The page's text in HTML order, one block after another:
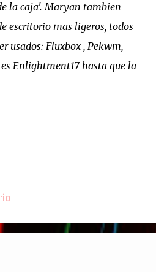
la caja'.Maryan tambien
escritorio mas ligeros, todos
usados: Fluxbox , Pekwm,
Enlightment17 hasta que la